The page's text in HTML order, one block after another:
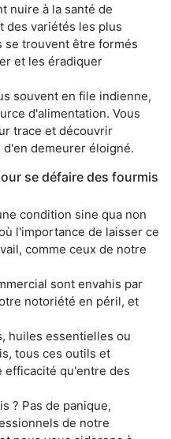
nuire à la santé de
des variétés les plus
se trouvent être formés
et les éradiquer
souvent en file indienne,
d'alimentation. Vous
trace et découvrir
demeurer éloigné.
se défaire des fourmis
condition sine qua non
l'importance de laisser ce
comme ceux de notre
sont envahis par
notoriété en péril, et
huiles essentielles ou
tous ces outils et
efficacité qu'entre des
? Pas de panique,
de notre